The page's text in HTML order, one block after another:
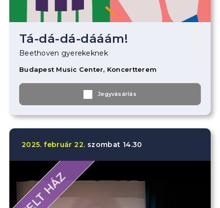
Tá-dá-dá-dááám!
Beethoven gyerekeknek
Budapest Music Center, Koncertterem
Jegyvásárlás
2025. február 22. szombat 14.30
TELT HÁZ